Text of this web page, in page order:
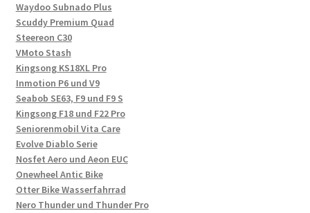
Waydoo Subnado Plus
Scuddy Premium Quad
Steereon C30
VMoto Stash
Kingsong KS18XL Pro
Inmotion P6 und V9
Seabob SE63, F9 und F9 S
Kingsong F18 und F22 Pro
Seniorenmobil Vita Care
Evolve Diablo Serie
Nosfet Aero und Aeon EUC
Onewheel Antic Bike
Otter Bike Wasserfahrrad
Nero Thunder und Thunder Pro